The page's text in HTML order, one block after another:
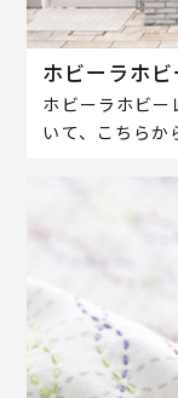
ホビーラホ
ホビーラホビー
いて、こちらか